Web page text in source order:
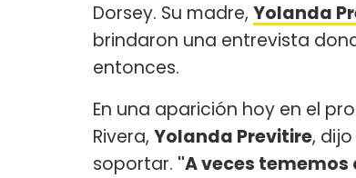
Dorsey. Su madre, Yolanda
brindaron una entrevista
entonces.
En una aparición hoy en el
Rivera, Yolanda Previtire,
soportar. "A veces